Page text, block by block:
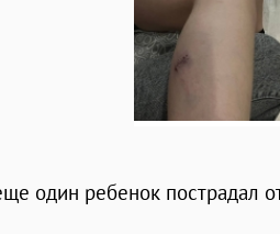
один ребенок пострадал